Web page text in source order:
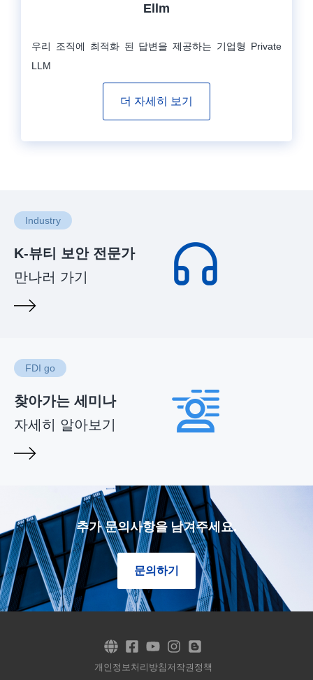
Ellm
우리 조직에 최적화 된 답변을 제공하는 기업형 Private
LLM
더 자세히 보기
Industry
K-뷰티 보안 전문가
만나러 가기
FDI go
찾아가는 세미나
자세히 알아보기
추가 문의사항을 남겨주세요.
문의하기
개인정보처리방침 저작권정책